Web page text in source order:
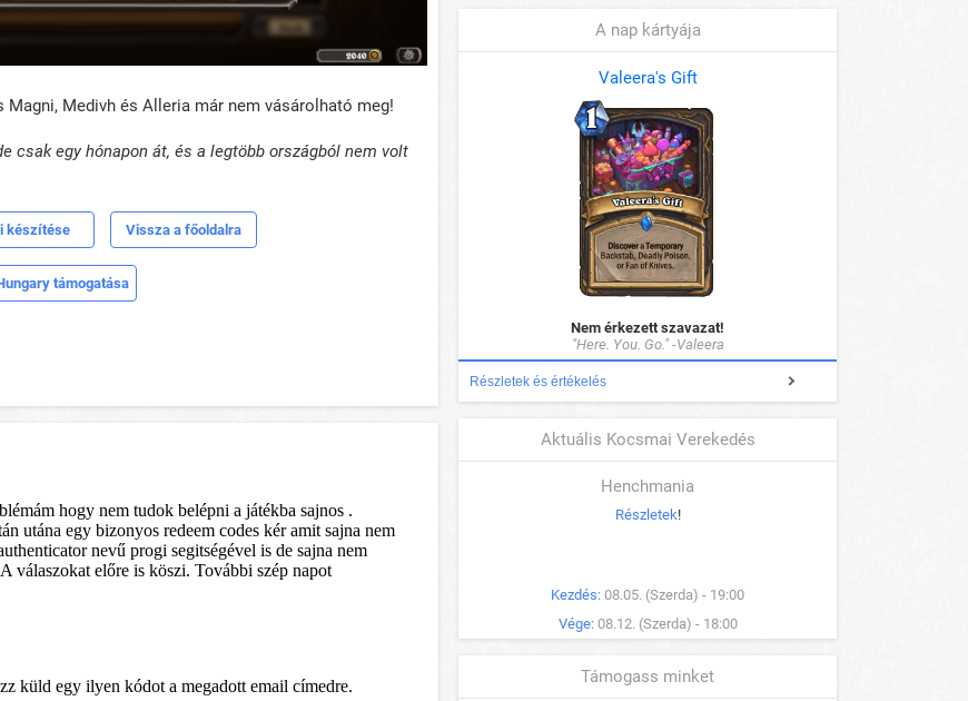
Medivh és Alleria már nem vásárolható meg!
csak egy hónapon át, és a legtöbb országból nem volt
készítése Vissza a főoldalra
támogatása
A nap kártyája
Valeera's Gift
Nem érkezett szavazat!
"Here. You. Go." -Valeera
Részletek és értékelés
Aktuális Kocsmai Verekedés
Henchmania
Részletek!
Kezdés: 08.05. (Szerda) - 19:00
Vége: 08.12. (Szerda) - 18:00
Támogass minket